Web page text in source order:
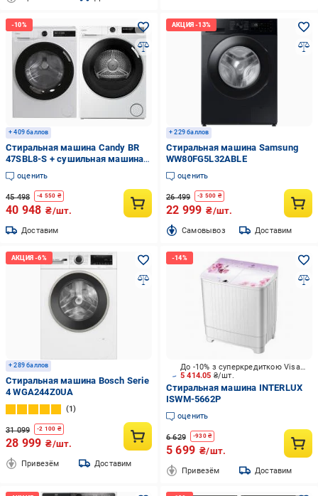
+ 409 баллов
Стиральная машина Candy BR
47SBL8-S + сушильная машина
CANDY BRS 7N2BX-S
оценить
45 498 -4 550 ₴
40 948 ₴/шт.
Доставим
+ 229 баллов
Стиральная машина Samsung
WW80FG5L32ABLE
оценить
26 499 -3 500 ₴
22 999 ₴/шт.
Cамовывоз Доставим
+ 289 баллов
Стиральная машина Bosch Serie
4 WGA244Z0UA
1
31 099 -2 100 ₴
28 999 ₴/шт.
Привезём Доставим
5 414.05 ₴/шт.
До -10% з суперкредиткою Visa Вигода
Стиральная машина INTERLUX
ISWM-5662P
оценить
6 629 -930₴
5 699 ₴/шт.
Привезём Доставим